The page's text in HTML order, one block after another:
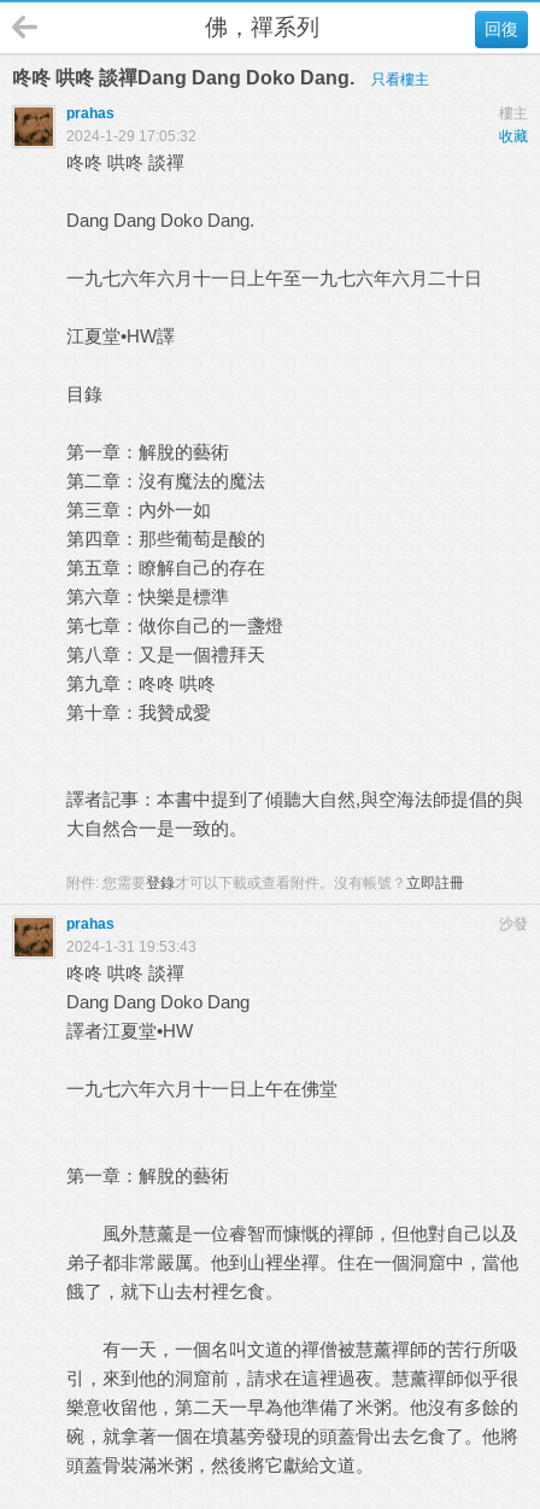
回復
佛，禪系列
咚咚 哄咚 談禪Dang Dang Doko Dang.
只看樓主
樓主
prahas
收藏
2024-1-29 17:05:32
咚咚 哄咚 談禪
Dang Dang Doko Dang.
一九七六年六月十一日上午至一九七六年六月二十日
江夏堂•HW譯
目錄
第一章：解脫的藝術
第二章：沒有魔法的魔法
第三章：內外一如
第四章：那些葡萄是酸的
第五章：瞭解自己的存在
第六章：快樂是標準
第七章：做你自己的一盞燈
第八章：又是一個禮拜天
第九章：咚咚 哄咚
第十章：我贊成愛
譯者記事：本書中提到了傾聽大自然,與空海法師提倡的與
大自然合一是一致的。
附件: 您需要登錄才可以下載或查看附件。沒有帳號？ 立即註冊
沙發
prahas
2024-1-31 19:53:43
咚咚 哄咚 談禪
Dang Dang Doko Dang
譯者江夏堂•HW
一九七六年六月十一日上午在佛堂
第一章：解脫的藝術
風外慧薰是一位睿智而慷慨的禪師，但他對自己以及
弟子都非常嚴厲。他到山裡坐禪。住在一個洞窟中，當他
餓了，就下山去村裡乞食。
有一天，一個名叫文道的禪僧被慧薰禪師的苦行所吸
引，來到他的洞窟前，請求在這裡過夜。慧薰禪師似乎很
樂意收留他，第二天一早為他準備了米粥。他沒有多餘的
碗，就拿著一個在墳墓旁發現的頭蓋骨出去乞食了。他將
頭蓋骨裝滿米粥，然後將它獻給文道。